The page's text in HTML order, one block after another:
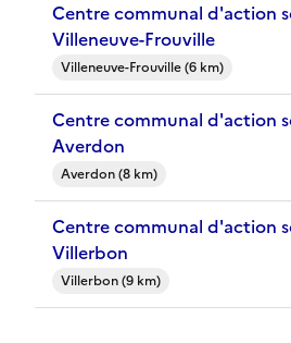
Centre communal d'action sociale (CCAS) -
Villeneuve-Frouville
Villeneuve-Frouville (6 km)
Centre communal d'action sociale (CCAS) -
Averdon
Averdon (8 km)
Centre communal d'action sociale (CCAS) -
Villerbon
Villerbon (9 km)